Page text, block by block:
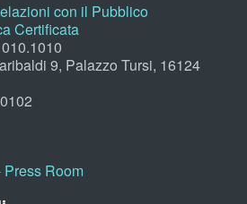
con il Pubblico
Certificata
9, Palazzo Tursi, 16124
Press Room